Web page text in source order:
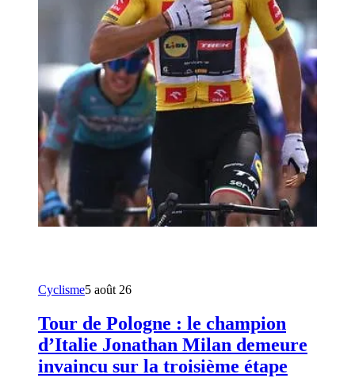
Cyclisme5 août 26
Tour de Pologne : le champion
d’Italie Jonathan Milan demeure
invaincu sur la troisième étape